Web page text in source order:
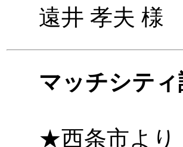
遠井 孝夫 様
マッチシテ
★西条市より